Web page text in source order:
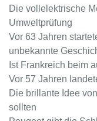
Die vollelektrische
Umweltprüfung
Vor 63 Jahren
unbekannte
Ist Frankreich beim
Vor 57 Jahren
Die brillante Idee
sollten